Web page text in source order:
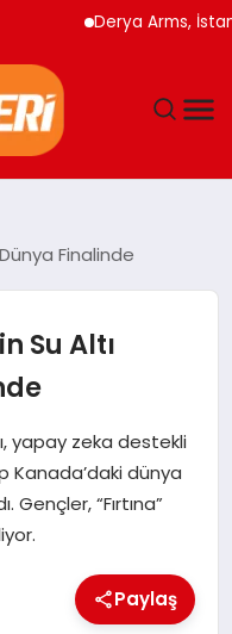
Derya Arms,
Finalinde
Su Altı
yapay zeka destekli
Kanada’daki dünya
Gençler, “Fırtına”
Paylaş